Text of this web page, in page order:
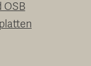
OSB